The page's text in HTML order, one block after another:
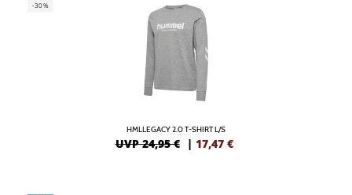
-30%
HMLLEGACY 2.0 T-SHIRT L/S
UVP 24,95 € | 17,47 €